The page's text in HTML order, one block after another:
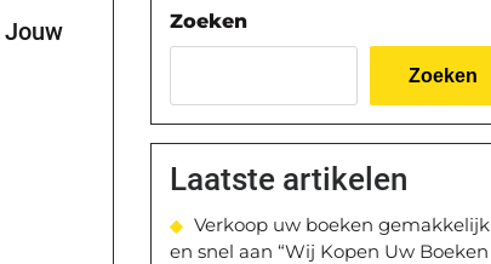
Jouw
Zoeken
Zoeken
Laatste artikelen
Verkoop uw boeken gemakkelijk
en snel aan “Wij Kopen Uw Boeken